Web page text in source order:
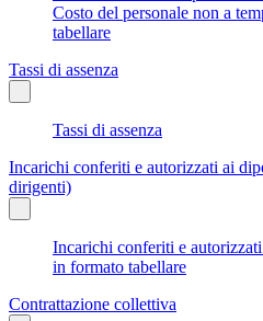
Costo del personale non a
tabellare
Tassi di assenza
Tassi di assenza
Incarichi conferiti e autorizzati ai
dirigenti)
Incarichi conferiti e
in formato tabellare
Contrattazione collettiva